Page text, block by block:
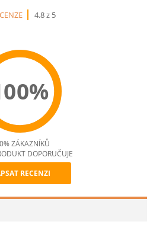
4.8 z 5
ZÁKAZNÍKŮ
DOPORUČUJE
RECENZI